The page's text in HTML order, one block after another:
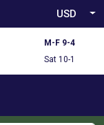
USD
M-F 9-4
Sat 10-1